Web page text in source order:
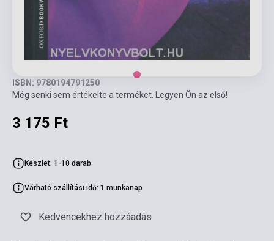
ISBN: 9780194791250
Még senki sem értékelte a terméket. Legyen Ön az első!
3 175 Ft
Készlet: 1-10 darab
Várható szállítási idő: 1 munkanap
Kedvencekhez hozzáadás